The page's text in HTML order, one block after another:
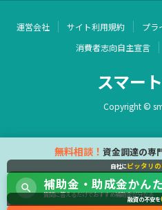
運営会社 サイト利用規約 プラ
消費者志向自主宣言
スマー
Copyright ©
無料相談！ 資金調達の専
自社にピッタリ
補助金・助成金かん
質問に答えるだけでおすすめ補助金が分かる
融資の不安を